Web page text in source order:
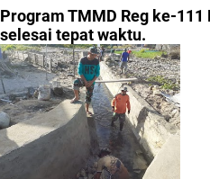
Program TMMD Reg ke-
selesai tepat waktu.